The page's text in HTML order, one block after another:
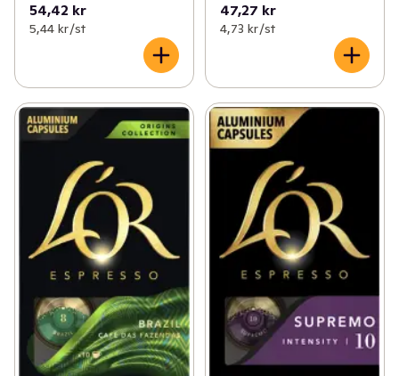
54,42 kr
5,44 kr /st
47,27 kr
4,73 kr /st